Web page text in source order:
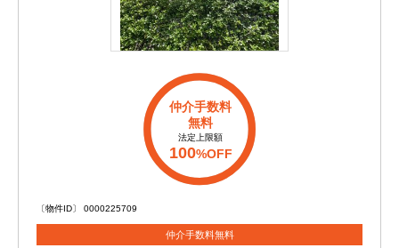
仲介手数料
無料
法定上限額
100%OFF
〔物件ID〕 0000225709
仲介手数料無料